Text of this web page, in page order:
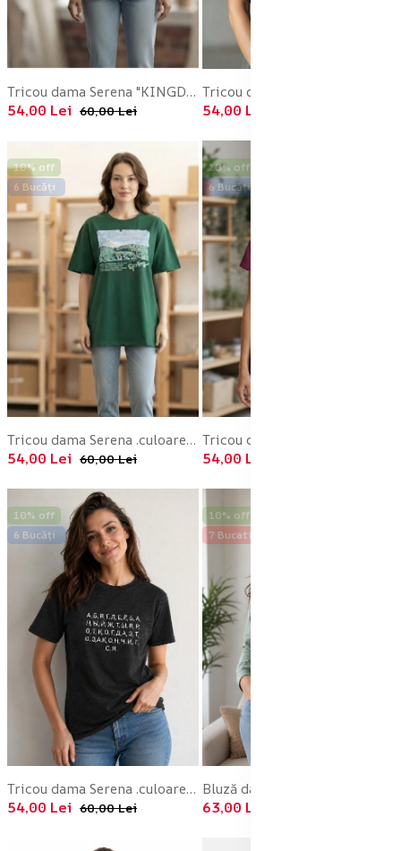
Tricou dama Serena "KINGDOM" ,culoarea gri inchis,Engros
54,00 Lei 60,00 Lei 54,00 Lei
10% off
6 Bucăți
Tricou dama Serena .culoarea verde,Engros
54,00 Lei 60,00 Lei
10% off
6 Bucăți
54,00 Lei
10% off
6 Bucăți
Tricou dama Serena .culoarea gri inchis ,Engros
54,00 Lei 60,00 Lei
10% off
7 Bucati
63,00 Lei